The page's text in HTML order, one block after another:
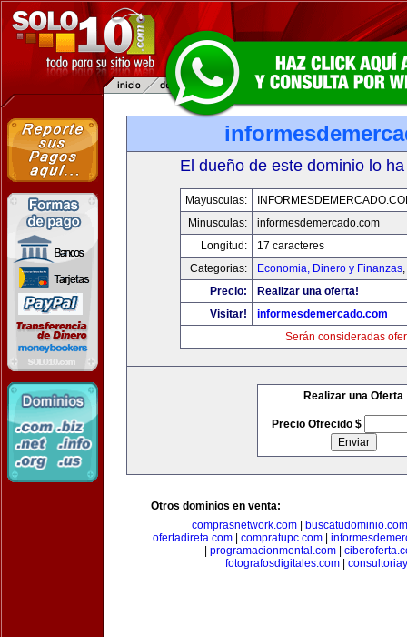
El dueño de este dominio lo
Mayusculas:
Minusculas:
informesdemercado.com
Longitud:
17 caracteres
Categorias:
Economia, Dinero y Finanzas,
Precio:
Realizar una oferta!
Visitar!
informesdemercado.com
Serán consideradas
Realizar una Oferta
Precio Ofrecido $
Otros dominios en venta:
comprasnetwork.com
buscatudominio.com
ofertadireta.com| compratupc.com|
programacionmental.com|
fotografosdigitales.com|